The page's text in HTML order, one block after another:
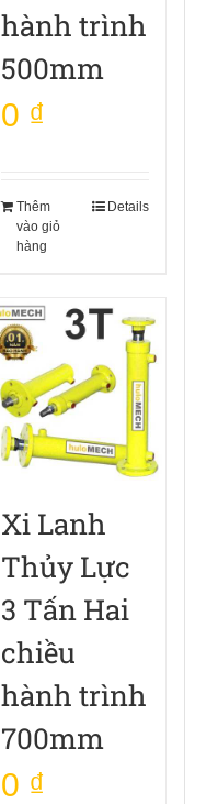
hành trình
500mm
0 ₫
Thêm
vào giỏ
hàng
Details
Xi Lanh
Thủy Lực
3 Tấn Hai
chiều
hành trình
700mm
0 ₫